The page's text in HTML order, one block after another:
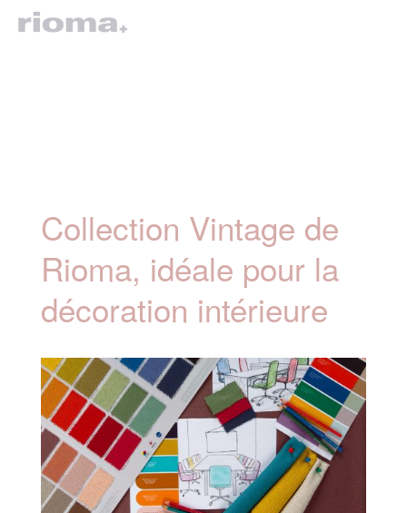
Collection Vintage de
Rioma, idéale pour la
décoration intérieure